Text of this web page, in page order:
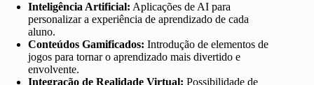
Inteligência Artificial: Aplicações de AI para
personalizar a experiência de aprendizado de cada
aluno.
Conteúdos Gamificados: Introdução de elementos de
jogos para tornar o aprendizado mais divertido e
envolvente.
Integração de Realidade Virtual: Possibilidade de